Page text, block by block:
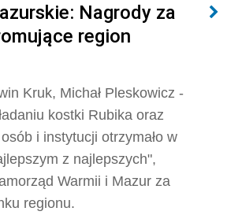
Nagrody za
region
Kruk, Michał Pleskowicz -
kostki Rubika oraz
i instytucji otrzymało w
z najlepszych",
Warmii i Mazur za
regionu.